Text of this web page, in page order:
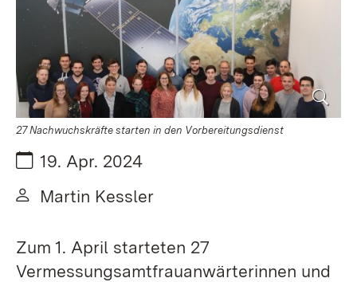
27 Nachwuchskräfte starten in den Vorbereitungsdienst
Datum:
19. Apr. 2024
Von:
Martin Kessler
Zum 1. April starteten 27
Vermessungsamtfrauanwärterinnen und